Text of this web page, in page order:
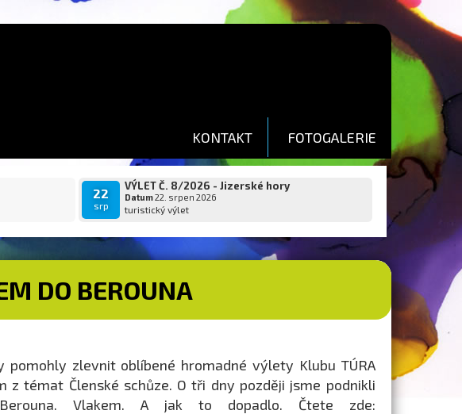
KONTAKT FOTOGALERIE
22
srp
VÝLET Č. 8/2026 - Jizerské hory
Datum22. srpen 2026
turistický výlet
DO BEROUNA
zlevnit oblíbené hromadné výlety Klubu TÚRA
z témat Členské schůze. O tři dny později jsme podnikli
Vlakem. A jak to dopadlo. Čtete zde: